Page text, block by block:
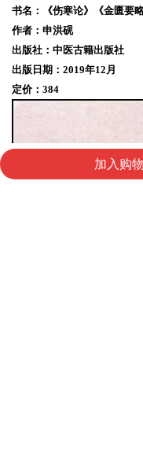
书名：《伤寒论》《金匮要
作者：申洪砚
出版社 ： 中医古籍出版社
出版日期：2019年12月
定价：384
加入购
낙
购物车